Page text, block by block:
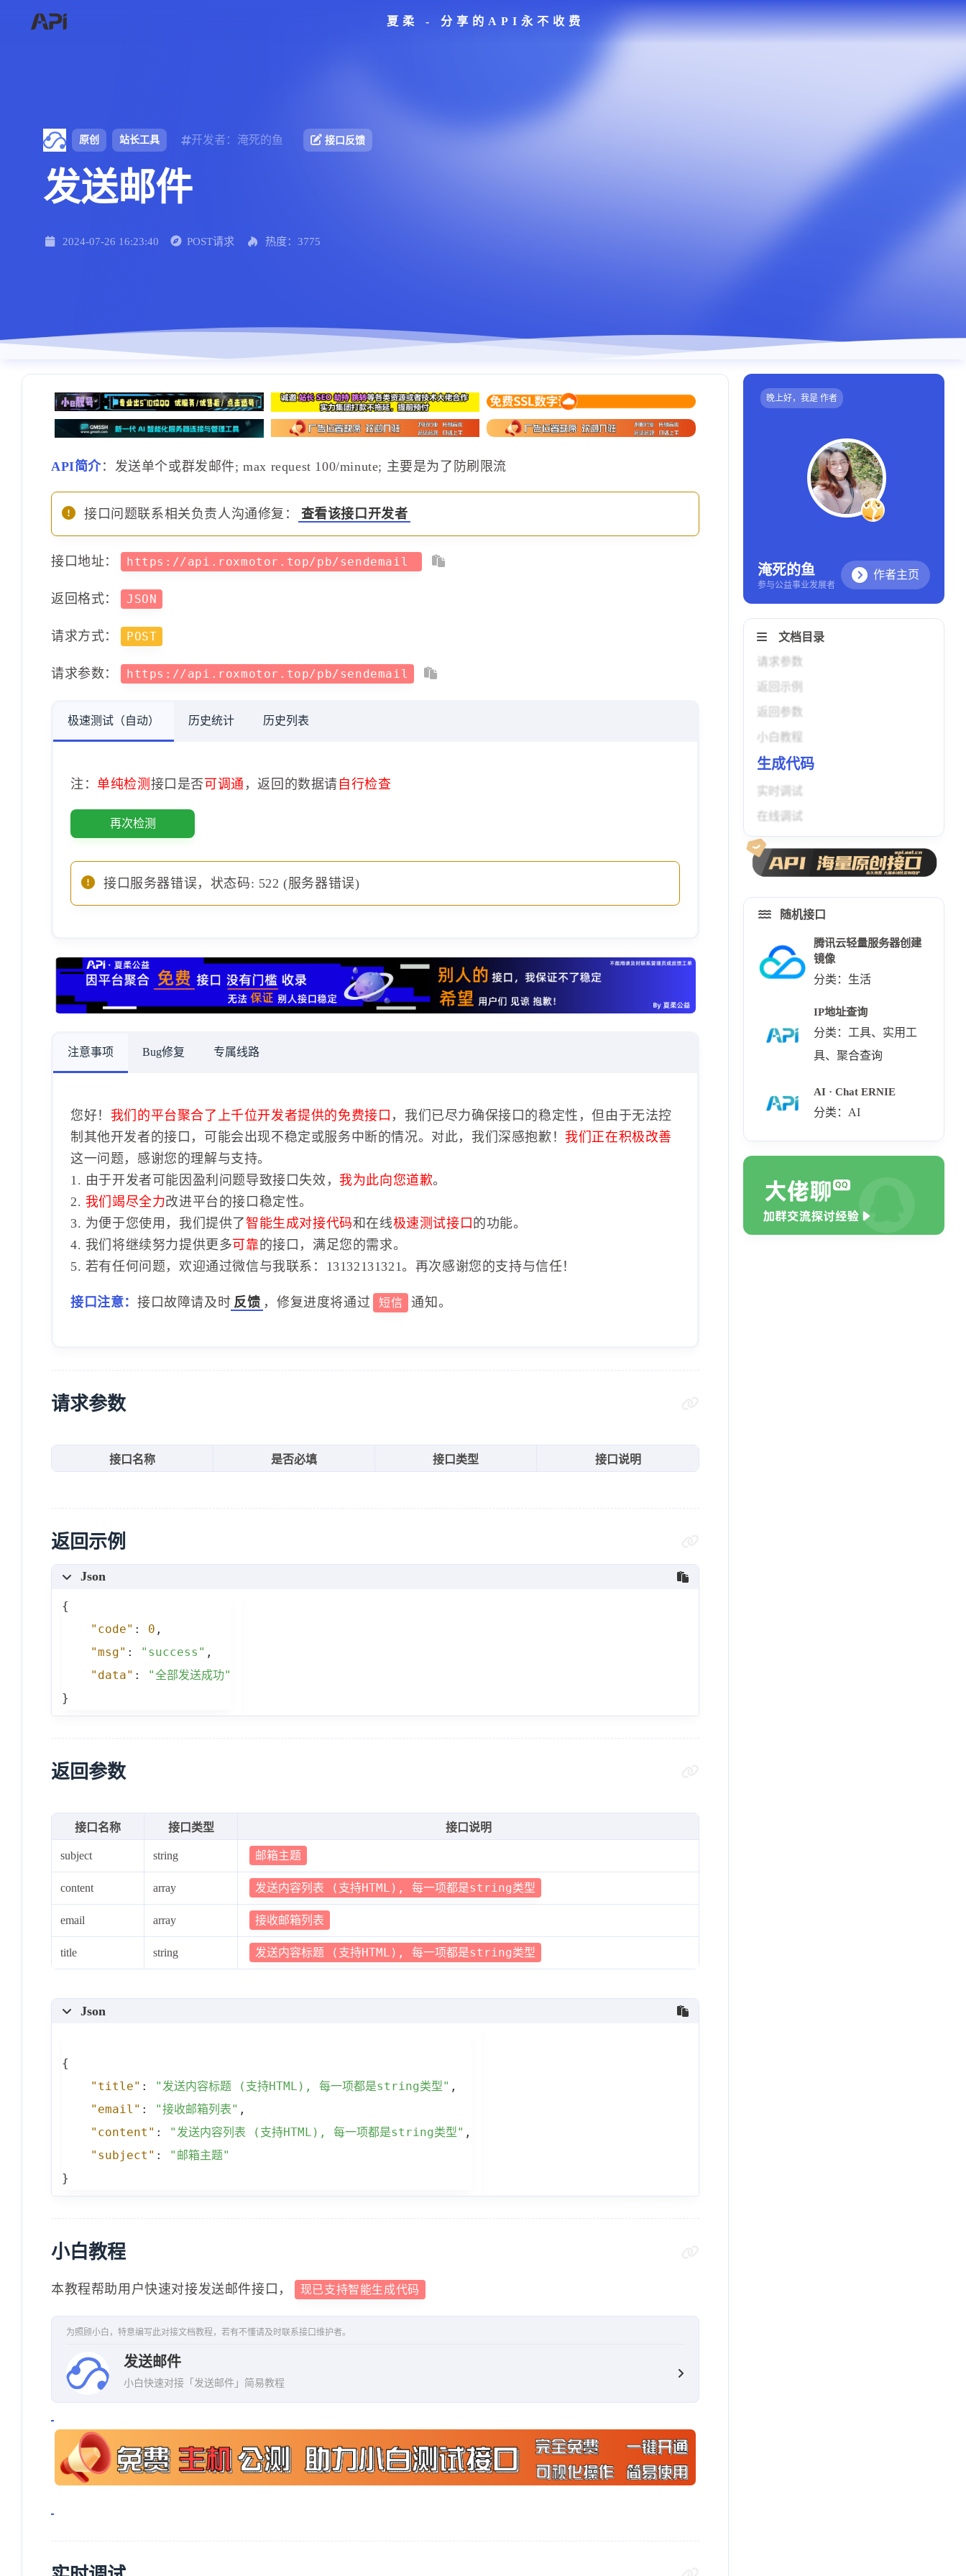
夏柔 - 分享的API永不收费
原创 站长工具 开发者：淹死的鱼 接口反馈
发送邮件
2024-07-26 16:23:40 POST请求 热度：3775
API简介：发送单个或群发邮件; max request 100/minute; 主要是为了防刷限流
接口问题联系相关负责人沟通修复： 查看该接口开发者
接口地址： https://api.roxmotor.top/pb/sendemail
返回格式： JSON
请求方式： POST
请求参数： https://api.roxmotor.top/pb/sendemail
极速测试（自动） 历史统计 历史列表
注： 单纯检测 接口是否可调通 ，返回的数据请 自行检查
再次检测
接口服务器错误，状态码: 522 (服务器错误)
注意事项 Bug修复 专属线路
您好！ 我们的平台聚合了上千位开发者提供的免费接口 ，我们已尽力确保接口的稳定性，但由于无法控
制其他开发者的接口，可能会出现不稳定或服务中断的情况。对此，我们深感抱歉！ 我们正在积极改善
这一问题，感谢您的理解与支持。
1. 由于开发者可能因盈利问题导致接口失效， 我为此向您道歉。
2. 我们竭尽全力改进平台的接口稳定性。
3. 为便于您使用，我们提供了智能生成对接代码和在线极速测试接口 的功能。
4. 我们将继续努力提供更多可靠的接口，满足您的需求。
5. 若有任何问题，欢迎通过微信与我联系：13132131321。再次感谢您的支持与信任！
接口注意： 接口故障请及时 反馈 ，修复进度将通过 短信 通知。
请求参数
接口名称 是否必填 接口类型 接口说明
返回示例
Json
{
"code" : 0 ,
"msg" : "success" ,
"data" :
"全部发送成功"
}
返回参数
接口名称 接口类型 接口说明
subject string 邮箱主题
content array 发送内容列表 (支持HTML), 每一项都是string类型
email array 接收邮箱列表
title string 发送内容标题 (支持HTML), 每一项都是string类型
Json
{
"title" : "发送内容标题 (支持HTML), 每一项都是string类型" ,
"email" : "接收邮箱列表" ,
"content" : "发送内容列表 (支持HTML), 每一项都是string类型" ,
"subject" :
"邮箱主题"
}
小白教程
本教程帮助用户快速对接发送邮件接口， 现已支持智能生成代码
为照顾小白，特意编写此对接文档教程，若有不懂请及时联系接口维护者。
发送邮件
小白快速对接「发送邮件」简易教程
晚上好，我是 作者
作者主页
淹死的鱼
参与公益事业发展者
文档目录
请求参数
返回示例
返回参数
小白教程
生成代码
实时调试
在线调试
随机接口
腾讯云轻量服务器创建
镜像
分类：生活
IP地址查询
分类：工具、实用工
具、聚合查询
AI · Chat ERNIE
分类：AI